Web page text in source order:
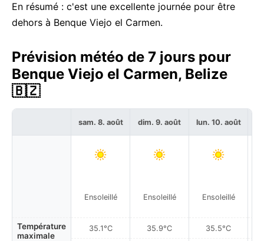
En résumé : c'est une excellente journée pour être
dehors à Benque Viejo el Carmen.
Prévision météo de 7 jours pour
Benque Viejo el Carmen, Belize
🇧🇿
Température
maximale
sam. 8. août
Ensoleillé
35.1°C
dim. 9. août
Ensoleillé
35.9°C
lun. 10. août
Ensoleillé
35.5°C